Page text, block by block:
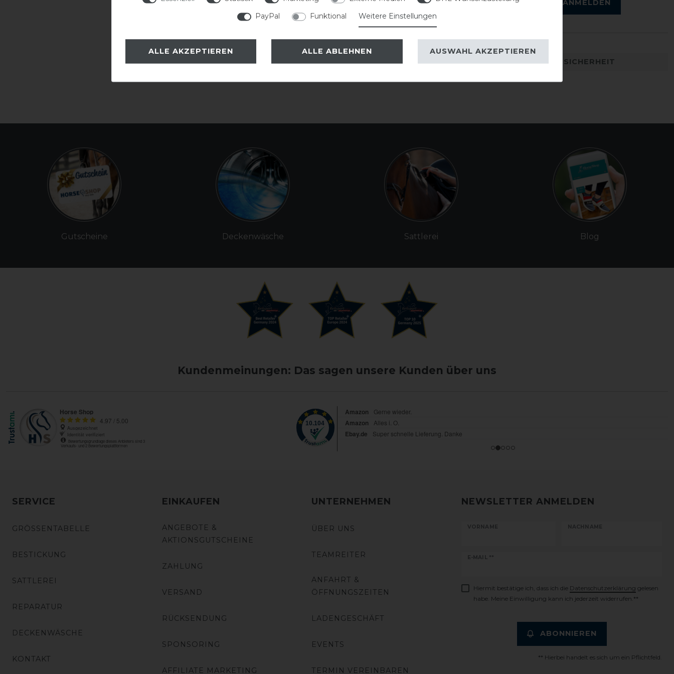
ANMELDEN
DETAILS ZUR PRODUKTSICHERHEIT
Gutscheine Deckenwäsche Sattlerei Blog
Kundenmeinungen: Das sagen unsere Kunden über uns
SERVICE
GRÖSSENTABELLE
BESTICKUNG
SATTLEREI
REPARATUR
DECKENWÄSCHE
KONTAKT
EINKAUFEN
ANGEBOTE &
AKTIONSGUTSCHEINE
ZAHLUNG
VERSAND
RÜCKSENDUNG
SPONSORING
AFFILIATE MARKETING
UNTERNEHMEN
ÜBER UNS
TEAMREITER
ANFAHRT &
ÖFFNUNGSZEITEN
LADENGESCHÄFT
EVENTS
TERMIN VEREINBAREN
NEWSLETTER ANMELDEN
VORNAME NACHNAME
E-MAIL **
Newsletter
Hiermit bestätige ich, dass ich die Daten­schutz­erklärung gelesen
habe. Meine Einwilligung kann ich jederzeit widerrufen.**
ABONNIEREN
** Hierbei handelt es sich um ein Pflichtfeld.
PayPal
Funktional Weitere Einstellungen
ALLE AKZEPTIEREN ALLE ABLEHNEN AUSWAHL AKZEPTIEREN